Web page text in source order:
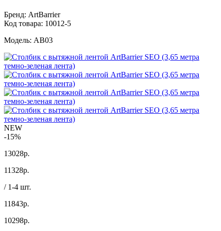
Бренд: ArtBarrier
Код товара: 10012-5
Модель: AB03
NEW
-15%
13028р.
11328р.
/ 1-4 шт.
11843р.
10298р.